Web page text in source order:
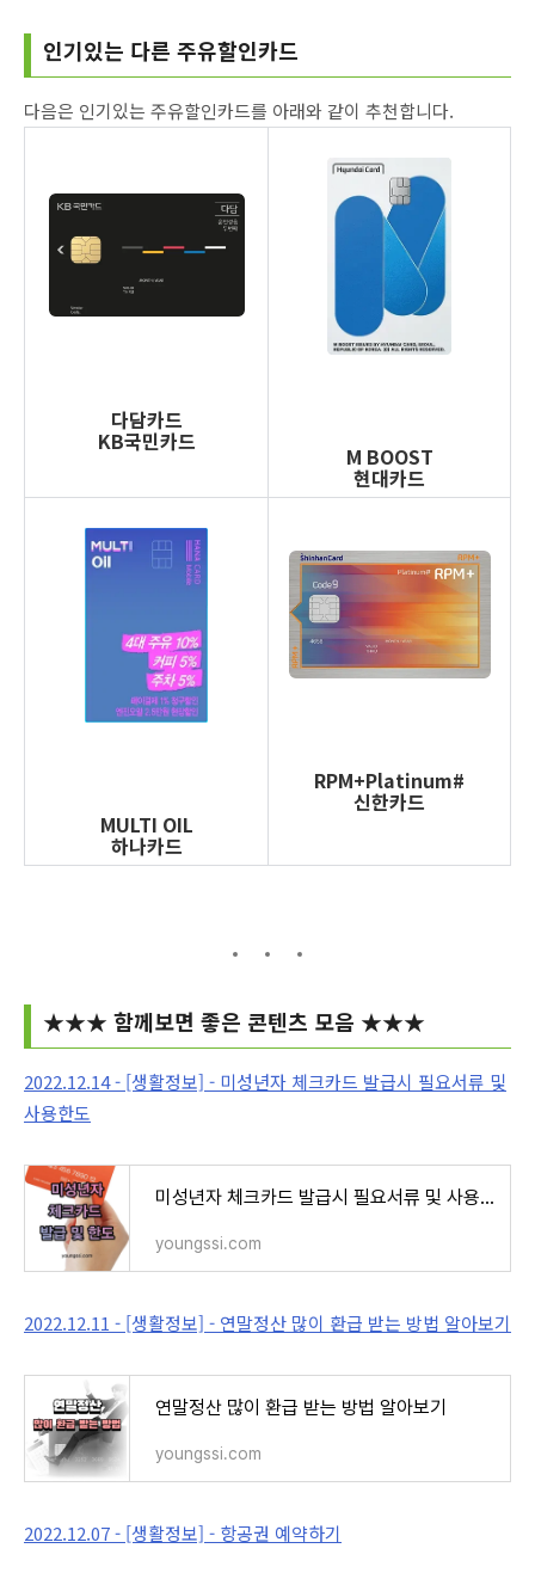
인기있는 다른 주유할인카드
다음은 인기있는 주유할인카드를 아래와 같이 추천합니다.
다담카드
KB국민카드
M BOOST
현대카드
MULTI OIL
하나카드
RPM+Platinum#
신한카드
★★★ 함께보면 좋은 콘텐츠 모음 ★★★
2022.12.14 - [생활정보] - 미성년자 체크카드 발급시 필요서류 및
사용한도
미성년자 체크카드 발급시 필요서류 및 사용한도
youngssi.com
2022.12.11 - [생활정보] - 연말정산 많이 환급 받는 방법 알아보기
연말정산 많이 환급 받는 방법 알아보기
youngssi.com
2022.12.07 - [생활정보] - 항공권 예약하기